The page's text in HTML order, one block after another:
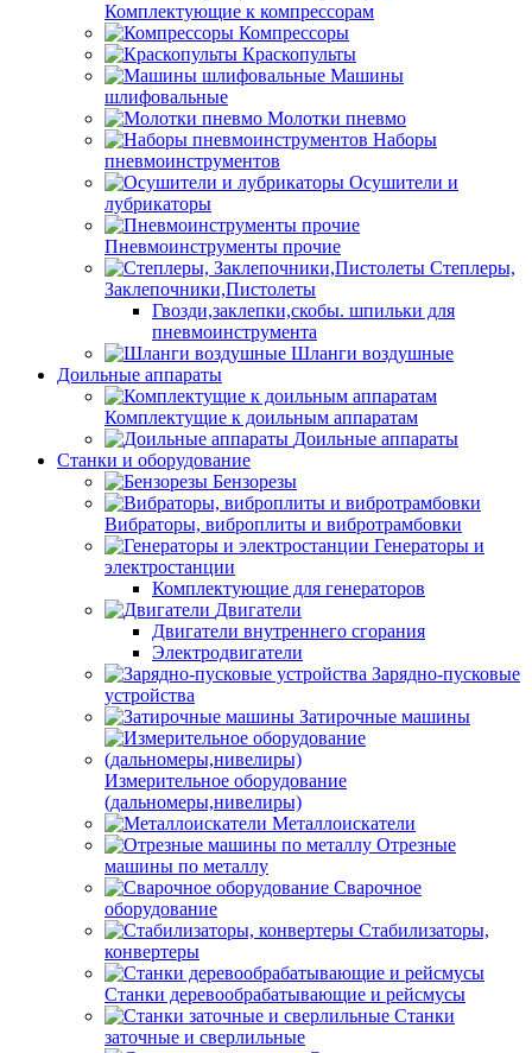
Комплектующие к компрессорам
Компрессоры
Краскопульты
Машины
шлифовальные
Молотки пневмо
Наборы
пневмоинструментов
Осушители и
лубрикаторы
Пневмоинструменты прочие
Степлеры,
Заклепочники,Пистолеты
Гвозди,заклепки,скобы. шпильки для
пневмоинструмента
Шланги воздушные
Доильные аппараты
Комплектущие к доильным аппаратам
Доильные аппараты
Станки и оборудование
Бензорезы
Вибраторы, виброплиты и вибротрамбовки
Генераторы и
электростанции
Комплектующие для генераторов
Двигатели
Двигатели внутреннего сгорания
Электродвигатели
Зарядно-пусковые
устройства
Затирочные машины
Измерительное оборудование
(дальномеры,нивелиры)
Металлоискатели
Отрезные
машины по металлу
Сварочное
оборудование
Стабилизаторы,
конвертеры
Станки деревообрабатывающие и рейсмусы
Станки
заточные и сверлильные